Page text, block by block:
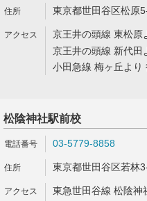
東京都世田谷区松原
京王井の頭線 東松原
京王井の頭線 新代田
小田急線 梅ヶ丘より
松陰神社駅前校
03-5779-8858
東京都世田谷区若林
東急世田谷線 松陰神